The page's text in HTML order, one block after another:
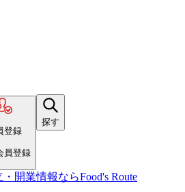
登録
員登録
探す
開業情報ならFood's Route